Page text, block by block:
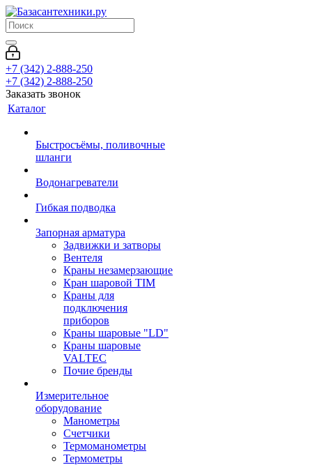
+7 (342) 2-888-250
+7 (342) 2-888-250
Заказать звонок
Каталог
Быстросъёмы, поливочные
шланги
Водонагреватели
Гибкая подводка
Запорная арматура
Задвижки и затворы
Вентеля
Краны незамерзающие
Кран шаровой TIM
Краны для
подключения
приборов
Краны шаровые "LD"
Краны шаровые
VALTEC
Почие бренды
Измерительное
оборудование
Манометры
Счетчики
Термоманометры
Термометры